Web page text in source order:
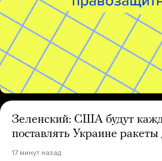
Зеленский: США будут
поставлять Украине
17 минут назад